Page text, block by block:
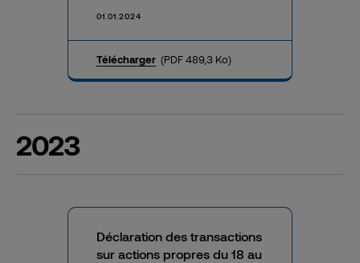
01.01.2024
Télécharger (PDF 489,3 Ko)
2023
Déclaration des transactions
sur actions propres du 18 au